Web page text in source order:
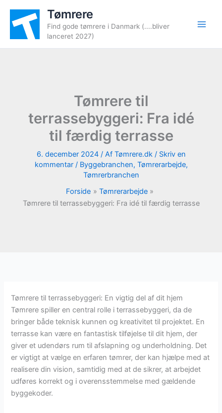
indholdet
Tømrere
Find gode tømrere i Danmark (....bliver
lanceret 2027)
Tømrere til
terrassebyggeri: Fra idé
til færdig terrasse
6. december 2024 / Af Tømrere.dk / Skriv en
kommentar / Byggebranchen, Tømrerarbejde,
Tømrerbranchen
Forside
Tømrerarbejde
Tømrere til terrassebyggeri: Fra idé til færdig terrasse
Tømrere til terrassebyggeri: En vigtig del af dit hjem
Tømrere spiller en central rolle i terrassebyggeri, da de
bringer både teknisk kunnen og kreativitet til projektet. En
terrasse kan være en fantastisk tilføjelse til dit hjem, der
giver et udendørs rum til afslapning og underholdning. Det
er vigtigt at vælge en erfaren tømrer, der kan hjælpe med at
realisere din vision, samtidig med at de sikrer, at arbejdet
udføres korrekt og i overensstemmelse med gældende
byggekoder.